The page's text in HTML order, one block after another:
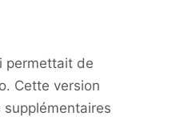
permettait de
Cette version